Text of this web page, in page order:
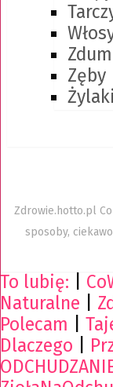
Zęby
Żylaki
Zdrowie.hotto.pl
sposoby,
To lubię:
Naturalne
Polecam
Dlaczego